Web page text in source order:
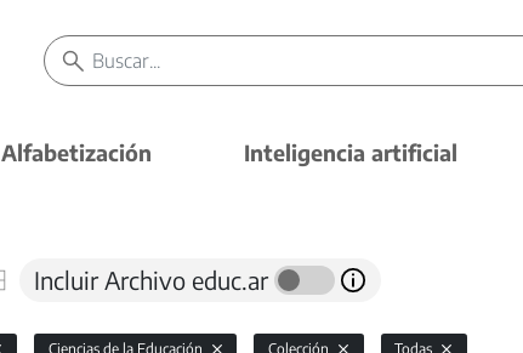
Alfabetización Inteligencia artificial
Incluir Archivo educ.ar
Ciencias de la Educación Colección Todas